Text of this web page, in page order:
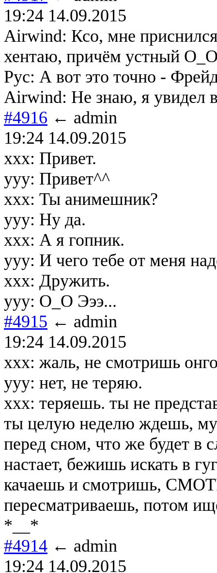
19:24 14.09.2015
Airwind: Ксо, мне
хентаю, причём устный
Рус: А вот это точно -
Airwind: Не знаю, я увидел
#4916 ← admin
19:24 14.09.2015
xxx: Привет.
yyy: Привет^^
xxx: Ты анимешник?
yyy: Ну да.
xxx: А я гопник.
yyy: И чего тебе от меня
xxx: Дружить.
yyy: О_О Эээ...
#4915 ← admin
19:24 14.09.2015
xxx: жаль, не смотришь
yyy: нет, не теряю.
xxx: теряешь. ты не
ты целую неделю ждешь,
перед сном, что же будет в
настает, бежишь искать в
качаешь и смотришь,
пересматриваешь, потом
*__*
#4914 ← admin
19:24 14.09.2015